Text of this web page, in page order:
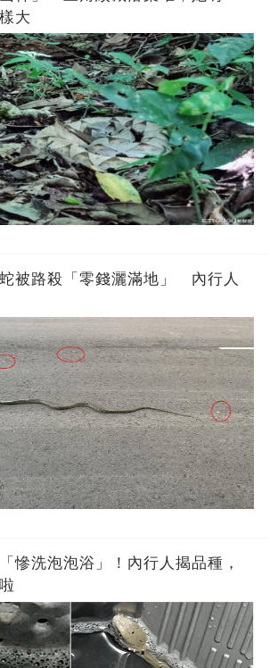
大
被路殺「零錢灑滿地」 內行人
慘洗泡泡浴」！內行人揭品種，